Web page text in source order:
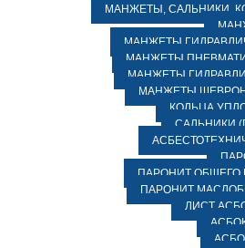
МАНЖЕТЫ, САЛЬНИКИ,
МАНЖЕТЫ
МАНЖЕТЫ
МАНЖЕТЫ
МАНЖЕТЫ
КОЛЬЦА
САЛЬНИКИ
ПАРОНИТ ОБЩЕГО
ПАРОНИТ
ЛИСТ